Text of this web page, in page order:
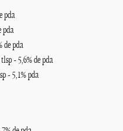
pda
pda
de pda
- 5,6% de pda
- 5,1% pda